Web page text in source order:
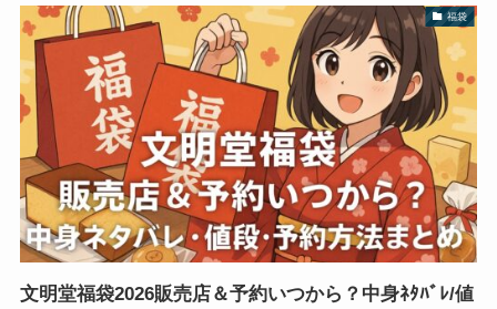
福袋
文明堂福袋2026販売店＆予約いつから？中身ﾈﾀﾊﾞﾚ/値